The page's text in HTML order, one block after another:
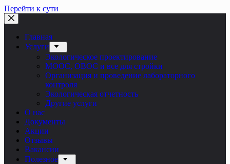
Перейти к сути
Главная
Услуги
Экологическое проектирование
МООС, ОВОС и все для стройки
Организация и проведение лабораторного
контроля
Экологическая отчетность
Другие услуги
О нас
Документы
Акции
Отзывы
Вакансии
Полезное